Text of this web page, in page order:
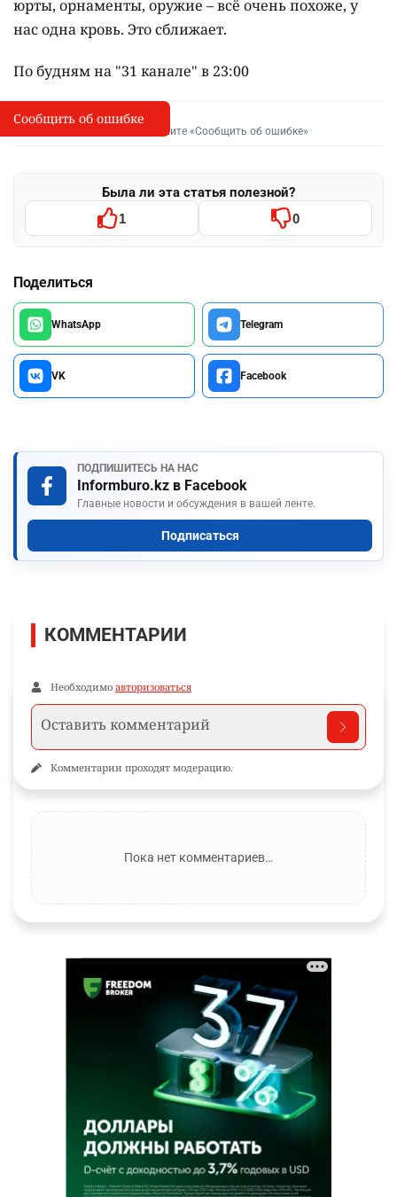
юрты, орнаменты, оружие – всё очень похоже, у
нас одна кровь. Это сближает.
По будням на "31 канале" в 23:00
I
Сообщить об опечатке
Выделите фрагмент и нажмите «Сообщить об ошибке»
Была ли эта статья полезной?
1 0
Поделиться
WhatsApp Telegram
VK Facebook
ПОДПИШИТЕСЬ НА НАС
Informburo.kz в Facebook
Главные новости и обсуждения в вашей ленте.
Подписаться
Сообщить об ошибке
КОММЕНТАРИИ
Необходимо авторизоваться
Комментарии проходят модерацию.
Пока нет комментариев…